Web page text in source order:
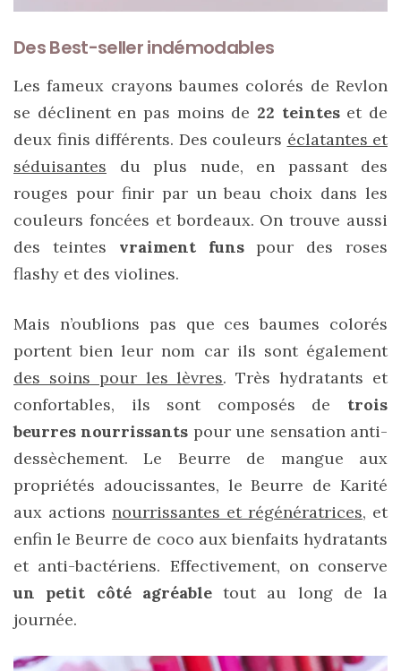
sélection
sacs
légers
tendance
pour
l’été
23/05/2026
sacs
Des Best-seller indémodables
Les fameux crayons baumes colorés de Revlon
se déclinent en pas moins de 22 teinteset de
deux finis différents. Des couleurs éclatantes et
séduisantes du plus nude, en passant des
rouges pour finir par un beau choix dans les
couleurs foncées et bordeaux. On trouve aussi
des teintes vraiment funspour des roses
flashy et des violines.
Mais n’oublions pas que ces baumes colorés
portent bien leur nom car ils sont également
des soins pour les lèvres. Très hydratants et
confortables, ils sont composés de trois
beurres nourrissants pour une sensation anti-
dessèchement. Le Beurre de mangue aux
propriétés adoucissantes, le Beurre de Karité
aux actions nourrissantes et régénératrices, et
enfin le Beurre de coco aux bienfaits hydratants
et anti-bactériens. Effectivement, on conserve
un petit côté agréabletout au long de la
journée.